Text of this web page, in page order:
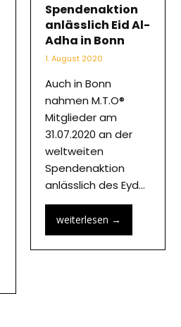
Spendenaktion
anlässlich Eid Al-
Adha in Bonn
1. August 2020
Auch in Bonn
nahmen M.T.O®
Mitglieder am
31.07.2020 an der
weltweiten
Spendenaktion
anlässlich des Eyd…
weiterlesen →